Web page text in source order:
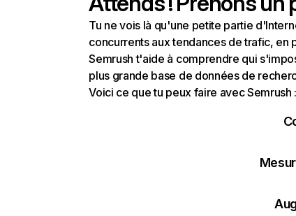
Tu ne vois là qu'une petite partie
concurrents aux tendances de trafic, en
Semrush t'aide à comprendre qui
plus grande base de données de
Voici ce que tu peux faire avec Semrush